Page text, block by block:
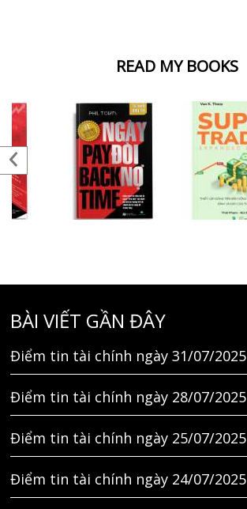
READ MY BOOKS
BÀI VIẾT GẦN ĐÂY
Điểm tin tài chính ngày 31/07/2025
Điểm tin tài chính ngày 28/07/2025
Điểm tin tài chính ngày 25/07/2025
Điểm tin tài chính ngày 24/07/2025